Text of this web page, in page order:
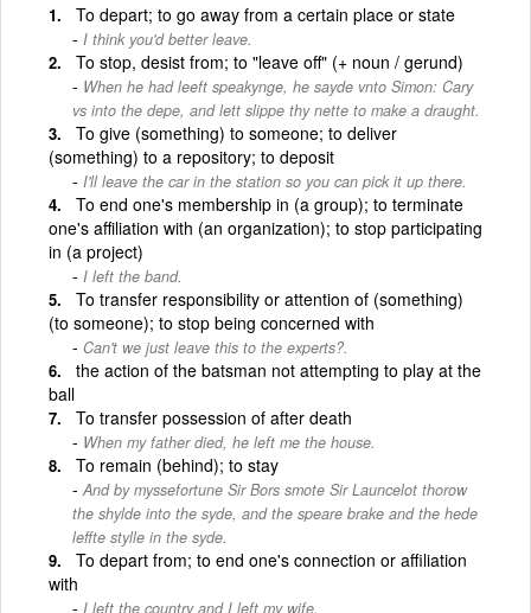
To depart; to go away from a certain place or state
I think you'd better leave.
To stop, desist from; to "leave off" (+ noun / gerund)
When he had leeft speakynge, he sayde vnto Simon: Cary
vs into the depe, and lett slippe thy nette to make a draught.
To give (something) to someone; to deliver
(something) to a repository; to deposit
I'll leave the car in the station so you can pick it up there.
To end one's membership in (a group); to terminate
one's affiliation with (an organization); to stop participating
in (a project)
I left the band.
To transfer responsibility or attention of (something)
(to someone); to stop being concerned with
Can't we just leave this to the experts?.
the action of the batsman not attempting to play at the
ball
To transfer possession of after death
When my father died, he left me the house.
To remain (behind); to stay
And by myssefortune Sir Bors smote Sir Launcelot thorow
the shylde into the syde, and the speare brake and the hede
leffte stylle in the syde.
To depart from; to end one's connection or affiliation
with
I left the country and I left my wife.